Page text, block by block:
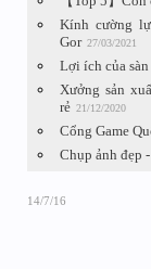
Kính cường
Gor 27/03/2021
Lợi ích của
Xưởng sản
rẻ 21/12/2020
Cổng Game
Chụp ảnh đẹp
14/7/16